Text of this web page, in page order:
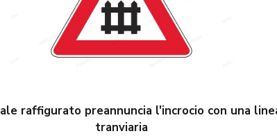
raffigurato preannuncia l'incrocio con una
tranviaria